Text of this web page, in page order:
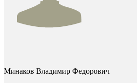
Минаков Владимир Федорович